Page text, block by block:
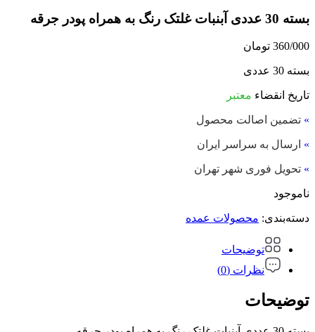
بسته 30 عددی آبنبات غلتک رنگ به همراه پودر جرقه
360/000 تومان
بسته 30 عددی
تاریخ انقضاء معتبر
» تضمین اصالت محصول
» ارسال به سراسر ایران
» تحویل فوری شهر تهران
ناموجود
دسته‌بندی: محصولات عمده
توضیحات
نظرات (0)
توضیحات